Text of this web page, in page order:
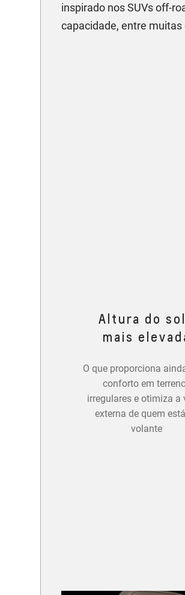
inspirado nos SUVs off-
capacidade, entre muitas
Altura do
mais
O que proporciona
conforto em
irregulares e otimiza a
externa de quem
volante